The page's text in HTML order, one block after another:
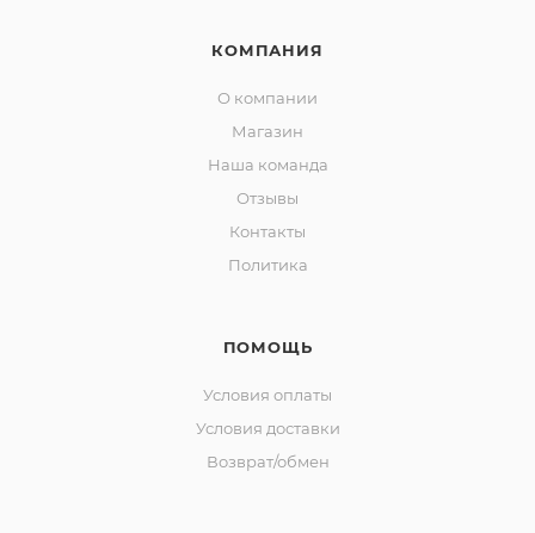
КОМПАНИЯ
О компании
Магазин
Наша команда
Отзывы
Контакты
Политика
ПОМОЩЬ
Условия оплаты
Условия доставки
Возврат/обмен